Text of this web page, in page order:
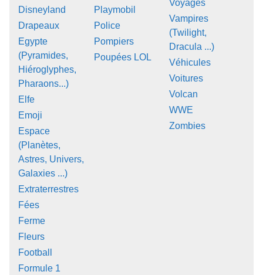
Disneyland
Drapeaux
Egypte
(Pyramides,
Hiéroglyphes,
Pharaons...)
Elfe
Emoji
Espace
(Planètes,
Astres, Univers,
Galaxies ...)
Extraterrestres
Fées
Ferme
Fleurs
Football
Formule 1
Playmobil
Police
Pompiers
Poupées LOL
Voyages
Vampires
(Twilight,
Dracula ...)
Véhicules
Voitures
Volcan
WWE
Zombies